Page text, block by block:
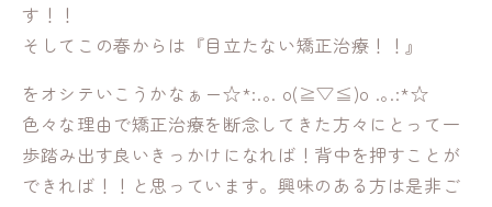
す！！
そしてこの春からは『目立たない矯正治療！！』
をオシテいこうかなぁー☆*:.｡. o(≧▽≦)o .｡.:*☆
色々な理由で矯正治療を断念してきた方々にとって一
歩踏み出す良いきっかけになれば！背中を押すことが
できれば！！と思っています。興味のある方は是非ご